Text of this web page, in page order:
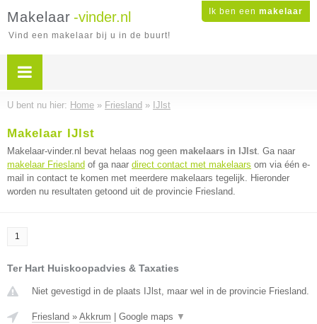
Ik ben een makelaar
Makelaar -vinder.nl
Vind een makelaar bij u in de buurt!
U bent nu hier: Home » Friesland » IJlst
Makelaar IJlst
Makelaar-vinder.nl bevat helaas nog geen makelaars in IJlst. Ga naar
makelaar Friesland of ga naar direct contact met makelaars om via één e-
mail in contact te komen met meerdere makelaars tegelijk. Hieronder
worden nu resultaten getoond uit de provincie Friesland.
1
Ter Hart Huiskoopadvies & Taxaties
Niet gevestigd in de plaats IJlst, maar wel in de provincie Friesland.
Friesland » Akkrum Google maps ▼